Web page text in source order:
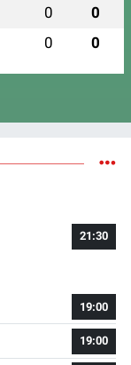
0 0
0 0
21:30
19:00
19:00